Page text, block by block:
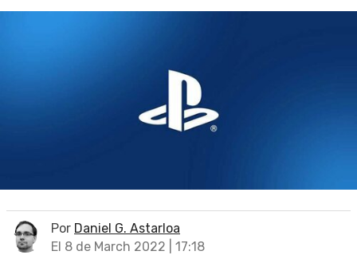
Por Daniel G. Astarloa
El 8 de March 2022 | 17:18